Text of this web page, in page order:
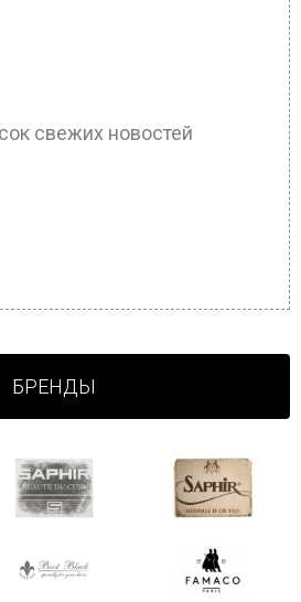
свежих новостей
БРЕНДЫ